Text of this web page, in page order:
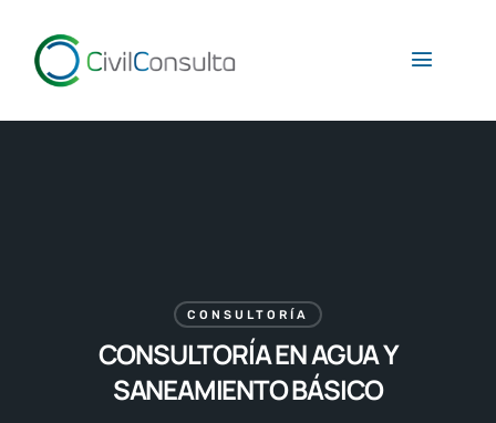
CONSULTORÍA
CONSULTORÍA EN AGUA Y
SANEAMIENTO BÁSICO